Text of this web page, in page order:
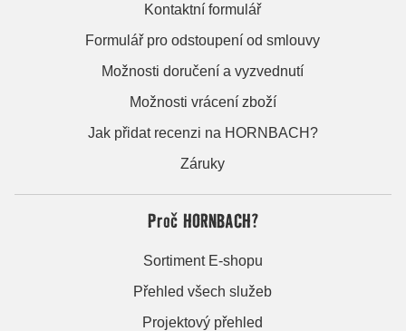
Kontaktní formulář
Formulář pro odstoupení od smlouvy
Možnosti doručení a vyzvednutí
Možnosti vrácení zboží
Jak přidat recenzi na HORNBACH?
Záruky
Proč HORNBACH?
Sortiment E-shopu
Přehled všech služeb
Projektový přehled